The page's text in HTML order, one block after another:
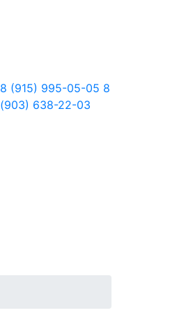
8 (915) 995-05-05 8
(903) 638-22-03